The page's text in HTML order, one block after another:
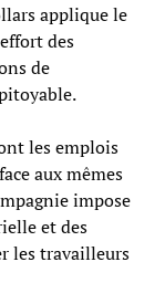
applique le
des
de
les emplois
aux mêmes
impose
et des
les travailleurs